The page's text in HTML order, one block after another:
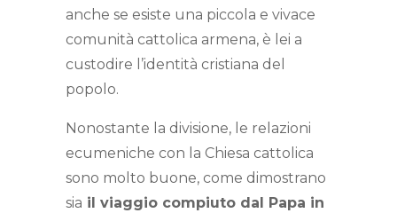
anche se esiste una piccola e vivace
comunità cattolica armena, è lei a
custodire l’identità cristiana del
popolo.
Nonostante la divisione, le relazioni
ecumeniche con la Chiesa cattolica
sono molto buone, come dimostrano
sia il viaggio compiuto dal Papa in